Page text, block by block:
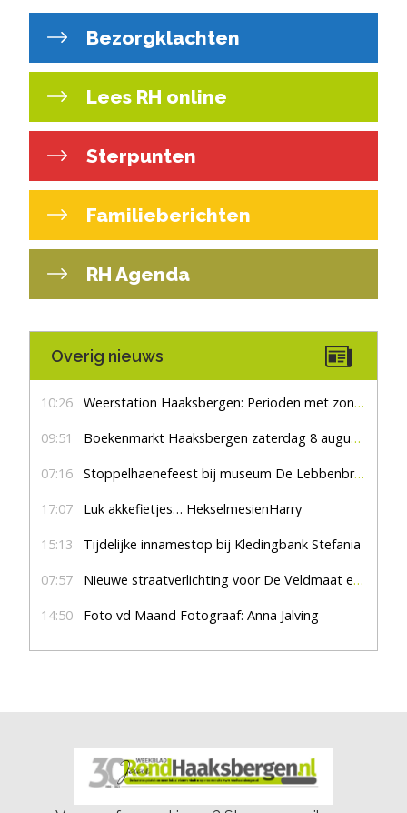
Bezorgklachten
Lees RH online
Sterpunten
Familieberichten
RH Agenda
Overig nieuws
10:26 Weerstation Haaksbergen: Perioden met zon en droog
09:51 Boekenmarkt Haaksbergen zaterdag 8 augustus, marktplein Haaksbergen
07:16 Stoppelhaenefeest bij museum De Lebbenbrugge
17:07 Luk akkefietjes… HekselmesienHarry
15:13 Tijdelijke innamestop bij Kledingbank Stefania
07:57 Nieuwe straatverlichting voor De Veldmaat en De Pas
14:50 Foto vd Maand Fotograaf: Anna Jalving